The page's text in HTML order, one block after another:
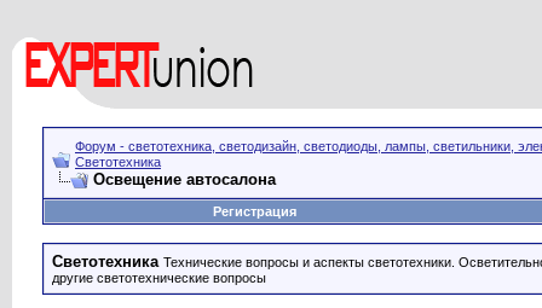
Форум - светотехника, светодизайн, светодиоды, лампы, светильники,
Светотехника
Освещение автосалона
Регистрация
Светотехника Технические вопросы и аспекты светотехники.
другие светотехнические вопросы